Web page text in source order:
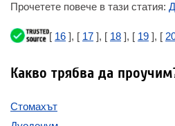
Прочетете повече в тази статия:
[ 16 ], [ 17 ], [ 18 ], [ 19 ], [
Какво трябва да
Стомахът